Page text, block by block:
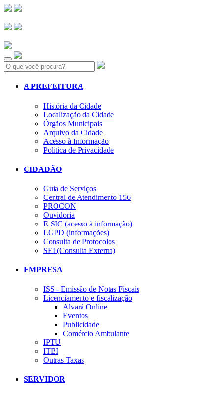
Search:
A PREFEITURA
História da Cidade
Localização da Cidade
Órgãos Municipais
Arquivo da Cidade
Acesso à Informação
Política de Privacidade
CIDADÃO
Guia de Serviços
Central de Atendimento 156
PROCON
Ouvidoria
E-SIC (acesso à informação)
LGPD (informações)
Consulta de Protocolos
SEI (Consulta Externa)
EMPRESA
ISS - Emissão de Notas Fiscais
Licenciamento e fiscalização
Alvará Online
Eventos
Publicidade
Comércio Ambulante
IPTU
ITBI
Outras Taxas
SERVIDOR